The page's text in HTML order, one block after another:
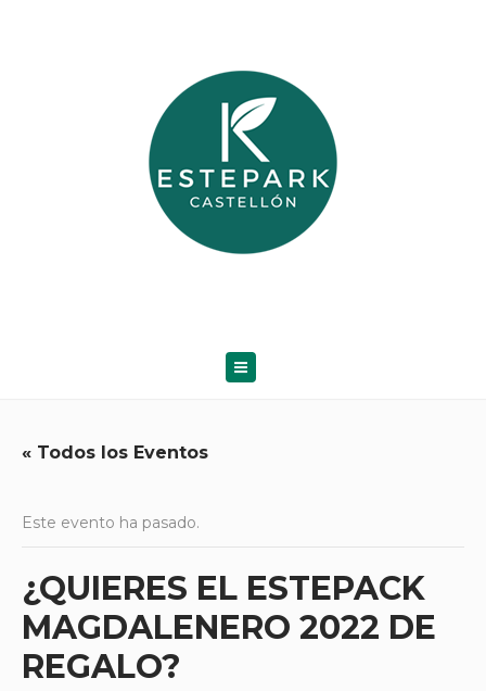
« Todos los Eventos
Este evento ha pasado.
¿QUIERES EL ESTEPACK
MAGDALENERO 2022 DE
REGALO?